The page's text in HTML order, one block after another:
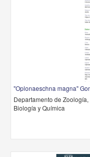
"Oplonaeschna magna"
Departamento de
Biología y Química